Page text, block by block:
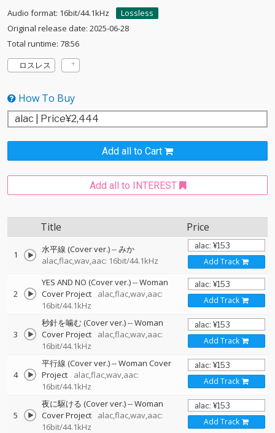
Audio format: 16bit/44.1kHz
Lossless
Original release date: 2025-06-28
Total runtime: 78:56
ロスレス
How To Buy
Add all to Cart
Add all to INTEREST
Title Price
1 水平線 (Cover ver.)--みか
alac,flac,wav,aac: 16bit/44.1kHz
Add Track
2
YES AND NO (Cover ver.)--Woman
Cover Project
alac,flac,wav,aac:
16bit/44.1kHz
Add Track
3
秒針を噛む (Cover ver.)--Woman
Cover Project
alac,flac,wav,aac:
16bit/44.1kHz
Add Track
4
平行線 (Cover ver.)--Woman Cover
Project
alac,flac,wav,aac:
16bit/44.1kHz
Add Track
5
夜に駆ける (Cover ver.)--Woman
Cover Project
alac,flac,wav,aac:
16bit/44.1kHz
Add Track